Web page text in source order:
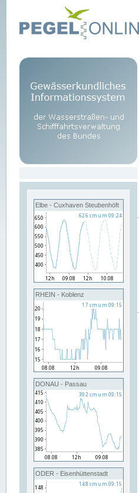
Elbe - Cuxhaven Steubenhöft
RHEIN - Koblenz
DONAU - Passau
ODER - Eisenhüttenstadt